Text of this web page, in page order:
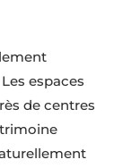
espaces
de centres